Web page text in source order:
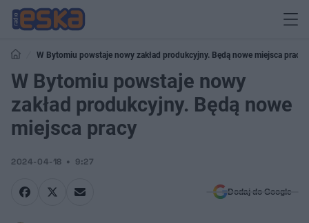
W Bytomiu powstaje nowy zakład produkcyjny. Będą nowe miejsca pracy
W Bytomiu powstaje nowy
zakład produkcyjny. Będą nowe
miejsca pracy
2024-04-18 9:27
Dodaj do Google